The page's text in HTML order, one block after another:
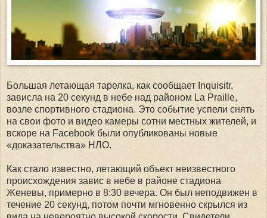
Большая летающая тарелка, как сообщает Inquisitr,
зависла на 20 секунд в небе над районом La Praille,
возле спортивного стадиона. Это событие успели снять
на свои фото и видео камеры сотни местных жителей, и
вскоре на Facebook были опубликованы новые
«доказательства» НЛО.
Как стало известно, летающий объект неизвестного
происхождения завис в небе в районе стадиона
Женевы, примерно в 8:30 вечера. Он был неподвижен в
течение 20 секунд, потом почти мгновенно скрылся из